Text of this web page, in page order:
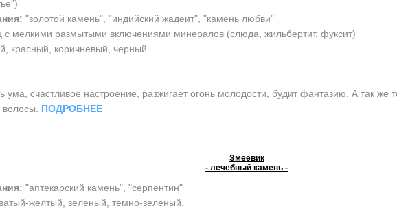
"золотой камень", "индийский жадеит", "камень любви"
с мелкими размытыми включениями минералов (слюда, жильбертит, фуксит)
красный, коричневый, черный
счастливое настроение, разжигает огонь молодости, будит фантазию. А так же
ПОДРОБНЕЕ
Змеевик
- лечебный камень -
"аптекарский камень", "серпентин"
желтый, зеленый, темно-зеленый.